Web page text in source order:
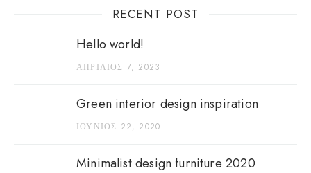
RECENT POST
Hello world!
ΑΠΡΊΛΙΟΣ 7, 2023
Green interior design inspiration
ΙΟΎΝΙΟΣ 22, 2020
Minimalist design furniture 2020